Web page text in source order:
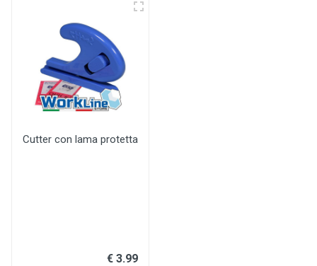
Cutter con lama protetta
€ 3.99